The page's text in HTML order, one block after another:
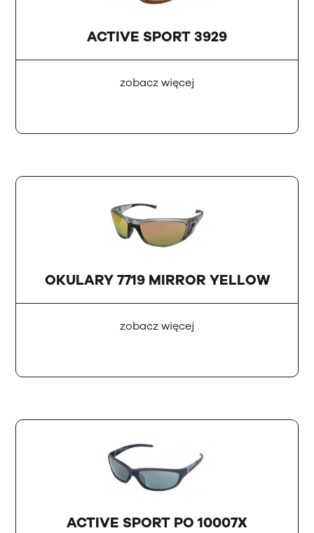
ACTIVE SPORT 3929
zobacz więcej
OKULARY 7719 MIRROR YELLOW
zobacz więcej
ACTIVE SPORT PO 10007X